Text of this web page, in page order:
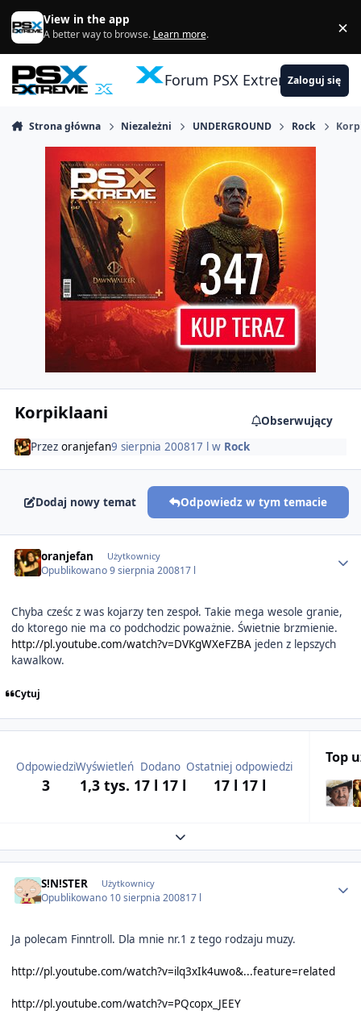
Skocz do zawartości
View in the app
A better way to browse. Learn more. ×
Forum PSX ExtremeZaloguj się
Strona główna Niezależni UNDERGROUND Rock
Korpiklaani
Obserwujący
Przez oranjefan9 sierpnia 200817 l w Rock
Dodaj nowy temat Odpowiedz w tym temacie
oranjefan Użytkownicy
Opublikowano9 sierpnia 200817 l
Chyba cześc z was kojarzy ten zespoł. Takie mega wesole granie,
do ktorego nie ma co podchodzic poważnie. Świetnie brzmienie.
http://pl.youtube.com/watch?v=DVKgWXeFZBAjeden z lepszych
kawalkow.
Cytuj
Odpowiedzi
3
Wyświetleń
1,3 tys.
Dodano
17 l 17 l
Ostatniej odpowiedzi
17 l 17 l
Top
Expand topic overview
S!N!STER Użytkownicy
Opublikowano 10 sierpnia 200817 l
Ja polecam Finntroll. Dla mnie nr.1 z tego rodzaju muzy.
http://pl.youtube.com/watch?v=ilq3xIk4uwo&...feature=related
http://pl.youtube.com/watch?v=PQcopx_JEEY